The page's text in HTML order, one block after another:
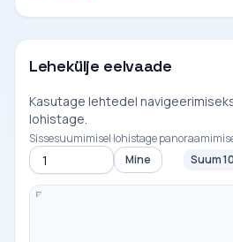
Lehekülje eelvaade
Kasutage lehtedel
lohistage.
Sissesuumimisel lohistage
Mine lehele Mine Suum